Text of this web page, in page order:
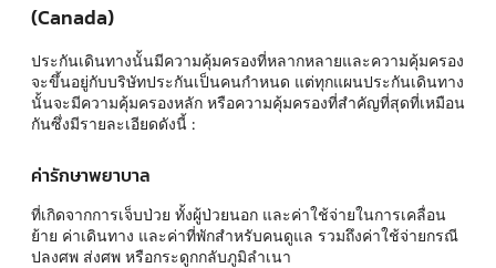
(Canada)
ประกันเดินทางนั้นมีความคุ้มครองที่หลากหลายและความคุ้มครอง
จะขึ้นอยู่กับบริษัทประกันเป็นคนกำหนด แต่ทุกแผนประกันเดินทาง
นั้นจะมีความคุ้มครองหลัก หรือความคุ้มครองที่สำคัญที่สุดที่เหมือน
กันซึ่งมีรายละเอียดดังนี้ :
ค่ารักษาพยาบาล
ที่เกิดจากการเจ็บป่วย ทั้งผู้ป่วยนอก และค่าใช้จ่ายในการเคลื่อน
ย้าย ค่าเดินทาง และค่าที่พักสำหรับคนดูแล รวมถึงค่าใช้จ่ายกรณี
ปลงศพ ส่งศพ หรือกระดูกกลับภูมิลำเนา